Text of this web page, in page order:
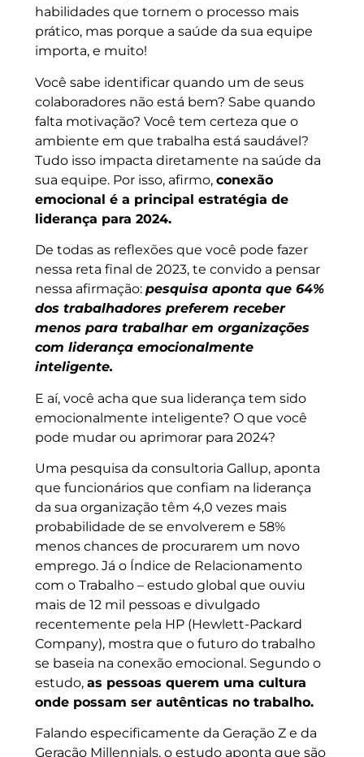
habilidades que tornem o processo mais
prático, mas porque a saúde da sua equipe
importa, e muito!
Você sabe identificar quando um de seus
colaboradores não está bem? Sabe quando
falta motivação? Você tem certeza que o
ambiente em que trabalha está saudável?
Tudo isso impacta diretamente na saúde da
sua equipe. Por isso, afirmo, conexão
emocional é a principal estratégia de
liderança para 2024.
De todas as reflexões que você pode fazer
nessa reta final de 2023, te convido a pensar
nessa afirmação: pesquisa aponta que 64%
dos trabalhadores preferem receber
menos para trabalhar em organizações
com liderança emocionalmente
inteligente.
E aí, você acha que sua liderança tem sido
emocionalmente inteligente? O que você
pode mudar ou aprimorar para 2024?
Uma pesquisa da consultoria Gallup, aponta
que funcionários que confiam na liderança
da sua organização têm 4,0 vezes mais
probabilidade de se envolverem e 58%
menos chances de procurarem um novo
emprego. Já o Índice de Relacionamento
com o Trabalho – estudo global que ouviu
mais de 12 mil pessoas e divulgado
recentemente pela HP (Hewlett-Packard
Company), mostra que o futuro do trabalho
se baseia na conexão emocional. Segundo o
estudo, as pessoas querem uma cultura
onde possam ser autênticas no trabalho.
Falando especificamente da Geração Z e da
Geração Millennials, o estudo aponta que são